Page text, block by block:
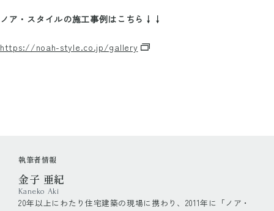
ノア・スタイルの施工事例はこちら↓↓
https://noah-style.co.jp/gallery
執筆者情報
金子 亜紀
Kaneko Aki
20年以上にわたり住宅建築の現場に携わり、2011年に「ノア・